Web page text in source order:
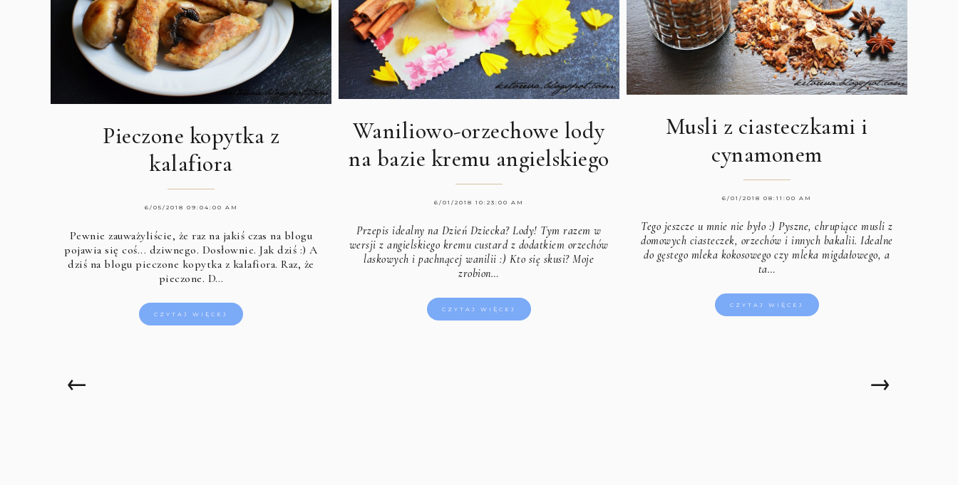
Pieczone kopytka z
kalafiora
6/05/2018 09:04:00 AM
Pewnie zauważyliście, że raz na jakiś czas na blogu
pojawia się coś... dziwnego. Dosłownie. Jak dziś :) A
dziś na blogu pieczone kopytka z kalafiora. Raz, że
pieczone. D…
CZYTAJ WIĘCEJ
Waniliowo-orzechowe lody
na bazie kremu angielskiego
6/01/2018 10:23:00 AM
Przepis idealny na Dzień Dziecka? Lody! Tym razem w
wersji z angielskiego kremu custard z dodatkiem orzechów
laskowych i pachnącej wanilii :) Kto się skusi? Moje
zrobion…
CZYTAJ WIĘCEJ
Musli z ciasteczkami i
cynamonem
6/01/2018 08:11:00 AM
Tego jeszcze u mnie nie było :) Pyszne, chrupiące musli z
domowych ciasteczek, orzechów i innych bakalii. Idealne
do gęstego mleka kokosowego czy mleka migdałowego, a
ta…
CZYTAJ WIĘCEJ
← →